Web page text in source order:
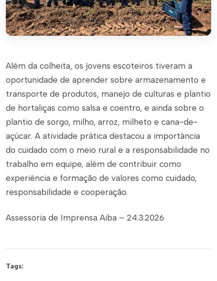
Além da colheita, os jovens escoteiros tiveram a
oportunidade de aprender sobre armazenamento e
transporte de produtos, manejo de culturas e plantio
de hortaliças como salsa e coentro, e ainda sobre o
plantio de sorgo, milho, arroz, milheto e cana-de-
açúcar. A atividade prática destacou a importância
do cuidado com o meio rural e a responsabilidade no
trabalho em equipe, além de contribuir como
experiência e formação de valores como cuidado,
responsabilidade e cooperação.
Assessoria de Imprensa Aiba – 24.3.2026
Tags: